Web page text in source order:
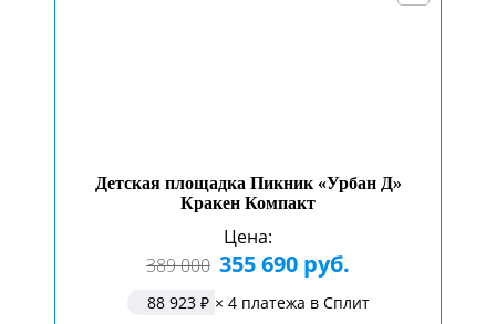
Детская площадка Пикник «Урбан Д»
Кракен Компакт
Цена:
389 000 355 690 руб.
88 923 ₽ × 4 платежа в Сплит